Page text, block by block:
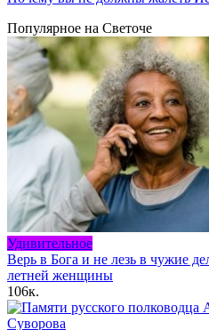
Популярное на Светоче
Удивительное
Верь в Бога и не лезь в чужие
летней женщины
106к.